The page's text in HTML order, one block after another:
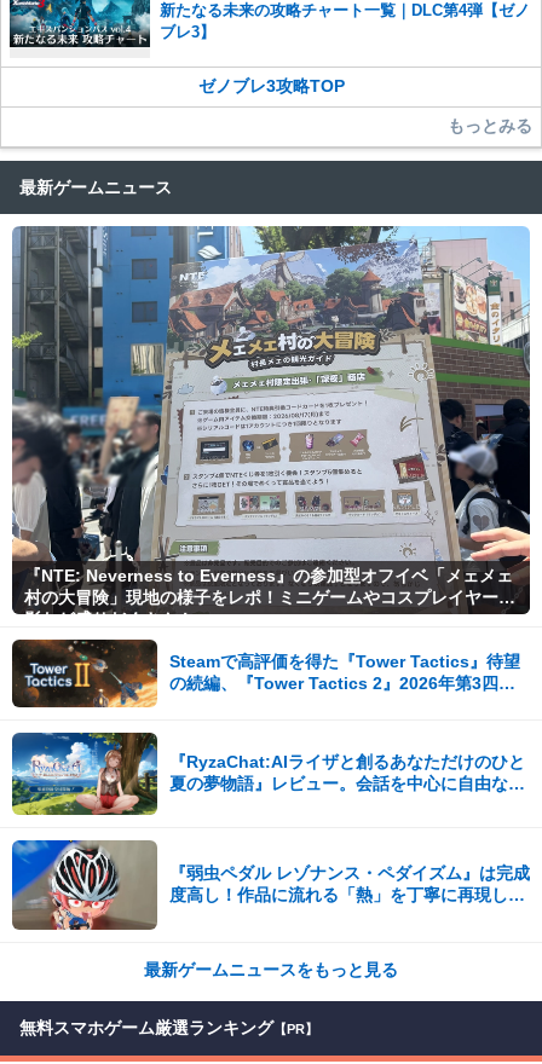
さい。
った場合は、法的措置をとらせていただく場合もございますので、あら
かじめご理解くださいませ。
新たなる未来の攻略チャート一覧｜DLC第4弾【ゼノ
ブレ3】
ゼノブレ3攻略TOP
もっとみる
最新ゲームニュース
『NTE: Neverness to Everness』の参加型オフイベ「メェメェ
村の大冒険」現地の様子をレポ！ミニゲームやコスプレイヤー撮
影など盛りだくさん！
Steamで高評価を得た『Tower Tactics』待望
の続編、『Tower Tactics 2』2026年第3四半
『RyzaChat:AIライザと創るあなただけのひと
夏の夢物語』レビュー。会話を中心に自由な冒
『弱虫ペダル レゾナンス・ペダイズム』は完成
度高し！作品に流れる「熱」を丁寧に再現して
最新ゲームニュースをもっと見る
無料スマホゲーム厳選ランキング 【PR】